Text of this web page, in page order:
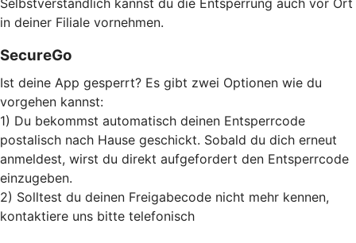
Selbstverständlich kannst du die Entsperrung auch vor Ort
in deiner Filiale vornehmen.
SecureGo
Ist deine App gesperrt? Es gibt zwei Optionen wie du
vorgehen kannst:
1) Du bekommst automatisch deinen Entsperrcode
postalisch nach Hause geschickt. Sobald du dich erneut
anmeldest, wirst du direkt aufgefordert den Entsperrcode
einzugeben.
2) Solltest du deinen Freigabecode nicht mehr kennen,
kontaktiere uns bitte telefonisch